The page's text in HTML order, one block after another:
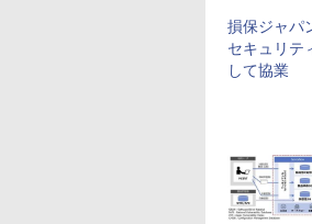
損保ジャパ
セキュリテ
して協業